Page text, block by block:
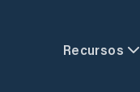
Recursos